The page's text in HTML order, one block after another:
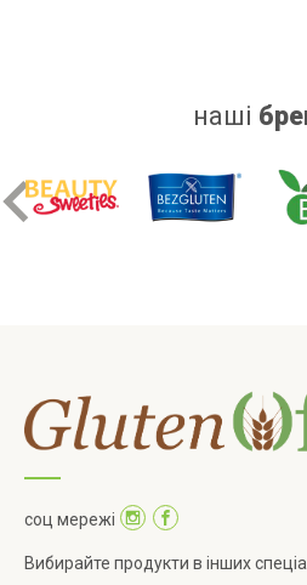
наші
соц мережі
Вибирайте продукти в інших